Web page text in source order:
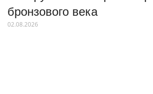
бронзового века
02.08.2026